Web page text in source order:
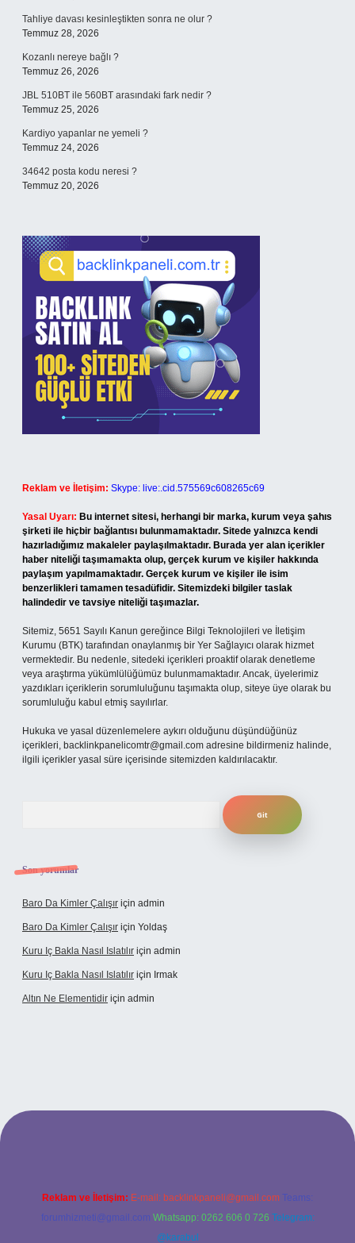
Tahliye davası kesinleştikten sonra ne olur ?
Temmuz 28, 2026
Kozanlı nereye bağlı ?
Temmuz 26, 2026
JBL 510BT ile 560BT arasındaki fark nedir ?
Temmuz 25, 2026
Kardiyo yapanlar ne yemeli ?
Temmuz 24, 2026
34642 posta kodu neresi ?
Temmuz 20, 2026
Reklam ve İletişim: Skype: live:.cid.575569c608265c69
Yasal Uyarı: Bu internet sitesi, herhangi bir marka, kurum veya şahıs
şirketi ile hiçbir bağlantısı bulunmamaktadır. Sitede yalnızca kendi
hazırladığımız makaleler paylaşılmaktadır. Burada yer alan içerikler
haber niteliği taşımamakta olup, gerçek kurum ve kişiler hakkında
paylaşım yapılmamaktadır. Gerçek kurum ve kişiler ile isim
benzerlikleri tamamen tesadüfidir. Sitemizdeki bilgiler taslak
halindedir ve tavsiye niteliği taşımazlar.
Sitemiz, 5651 Sayılı Kanun gereğince Bilgi Teknolojileri ve İletişim
Kurumu (BTK) tarafından onaylanmış bir Yer Sağlayıcı olarak hizmet
vermektedir. Bu nedenle, sitedeki içerikleri proaktif olarak denetleme
veya araştırma yükümlülüğümüz bulunmamaktadır. Ancak, üyelerimiz
yazdıkları içeriklerin sorumluluğunu taşımakta olup, siteye üye olarak bu
sorumluluğu kabul etmiş sayılırlar.
Hukuka ve yasal düzenlemelere aykırı olduğunu düşündüğünüz
içerikleri, backlinkpanelicomtr@gmail.com adresine bildirmeniz halinde,
ilgili içerikler yasal süre içerisinde sitemizden kaldırılacaktır.
Son yorumlar
Baro Da Kimler Çalışır için admin
Baro Da Kimler Çalışır için Yoldaş
Kuru Iç Bakla Nasıl Islatılır için admin
Kuru Iç Bakla Nasıl Islatılır için Irmak
Altın Ne Elementidir için admin
giriş
Reklam ve İletişim: E-mail: backlinkpaneli@gmail.com Teams:
forumhizmeti@gmail.com Whatsapp: 0262 606 0 726 Telegram:
@karabul